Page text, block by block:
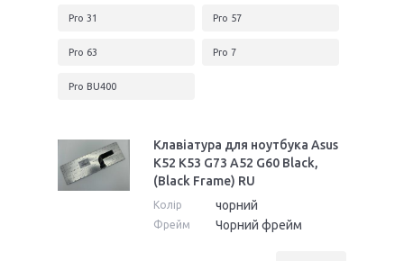
Pro 31 Pro 57
Pro 63 Pro 7
Pro BU400
Клавіатура для ноутбука Asus
K52 K53 G73 A52 G60 Black,
(Black Frame) RU
Колір чорний
Фрейм Чорний фрейм